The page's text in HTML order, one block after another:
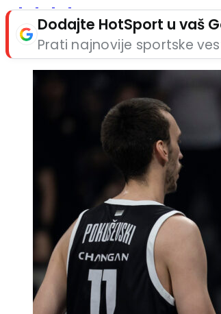
Dodajte HotSport u vaš
Prati najnovije sportske